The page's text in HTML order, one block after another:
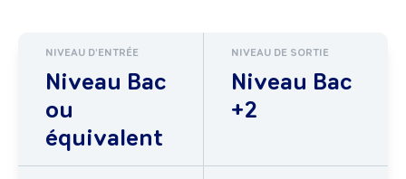
NIVEAU D'ENTRÉE
Niveau Bac
ou
équivalent
NIVEAU DE SORTIE
Niveau Bac
+2